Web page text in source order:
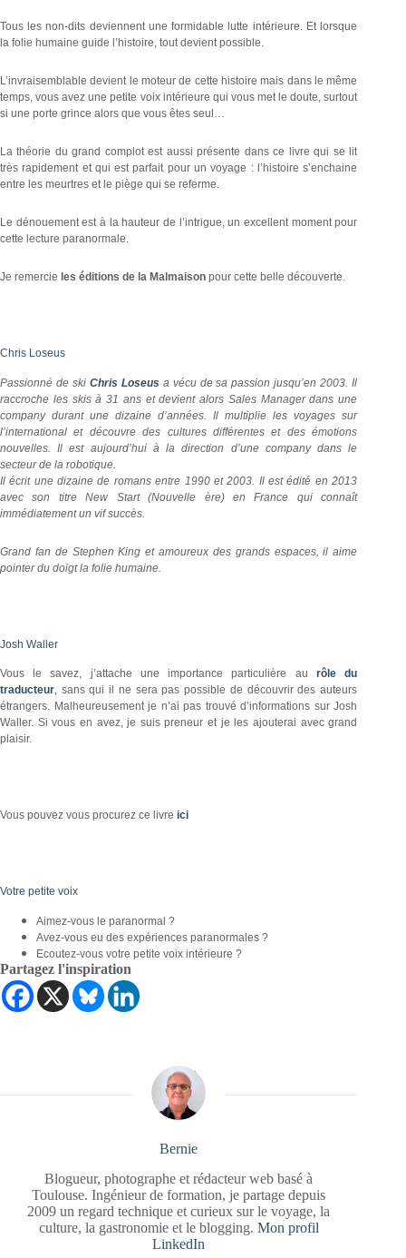
Tous les non-dits deviennent une formidable lutte intérieure. Et lorsque
la folie humaine guide l’histoire, tout devient possible.
L’invraisemblable devient le moteur de cette histoire mais dans le même
temps, vous avez une petite voix intérieure qui vous met le doute, surtout
si une porte grince alors que vous êtes seul…
La théorie du grand complot est aussi présente dans ce livre qui se lit
très rapidement et qui est parfait pour un voyage : l’histoire s’enchaine
entre les meurtres et le piège qui se referme.
Le dénouement est à la hauteur de l’intrigue, un excellent moment pour
cette lecture paranormale.
Je remercie les éditions de la Malmaison pour cette belle découverte.
Chris Loseus
Passionné de ski Chris Loseus a vécu de sa passion jusqu’en 2003. Il
raccroche les skis à 31 ans et devient alors Sales Manager dans une
company durant une dizaine d’années. Il multiplie les voyages sur
l’international et découvre des cultures différentes et des émotions
nouvelles. Il est aujourd’hui à la direction d’une company dans le
secteur de la robotique.
Il écrit une dizaine de romans entre 1990 et 2003. Il est édité en 2013
avec son titre New Start (Nouvelle ère) en France qui connaît
immédiatement un vif succès.
Grand fan de Stephen King et amoureux des grands espaces, il aime
pointer du doigt la folie humaine.
Josh Waller
Vous le savez, j’attache une importance particulière au rôle du
traducteur, sans qui il ne sera pas possible de découvrir des auteurs
étrangers. Malheureusement je n’ai pas trouvé d’informations sur Josh
Waller. Si vous en avez, je suis preneur et je les ajouterai avec grand
plaisir.
Vous pouvez vous procurez ce livre ici
Votre petite voix
Aimez-vous le paranormal ?
Avez-vous eu des expériences paranormales ?
Ecoutez-vous votre petite voix intérieure ?
Partagez l'inspiration
Bernie
Blogueur, photographe et rédacteur web basé à
Toulouse. Ingénieur de formation, je partage depuis
2009 un regard technique et curieux sur le voyage, la
culture, la gastronomie et le blogging. Mon profil
LinkedIn